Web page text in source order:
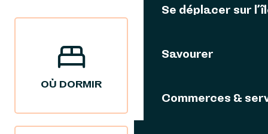
Se déplacer sur
Savourer
Commerces &
OÙ DORMIR